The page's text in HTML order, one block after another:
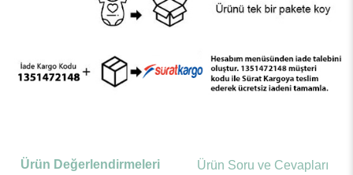
Ürün Değerlendirmeleri Ürün Soru ve Cevapları